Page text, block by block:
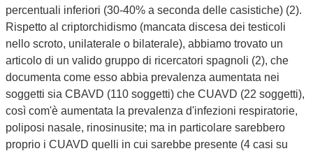
percentuali inferiori (30-40% a seconda delle casistiche) (2).
Rispetto al criptorchidismo (mancata discesa dei testicoli
nello scroto, unilaterale o bilaterale), abbiamo trovato un
articolo di un valido gruppo di ricercatori spagnoli (2), che
documenta come esso abbia prevalenza aumentata nei
soggetti sia CBAVD (110 soggetti) che CUAVD (22 soggetti),
così com'è aumentata la prevalenza d'infezioni respiratorie,
poliposi nasale, rinosinusite; ma in particolare sarebbero
proprio i CUAVD quelli in cui sarebbe presente (4 casi su